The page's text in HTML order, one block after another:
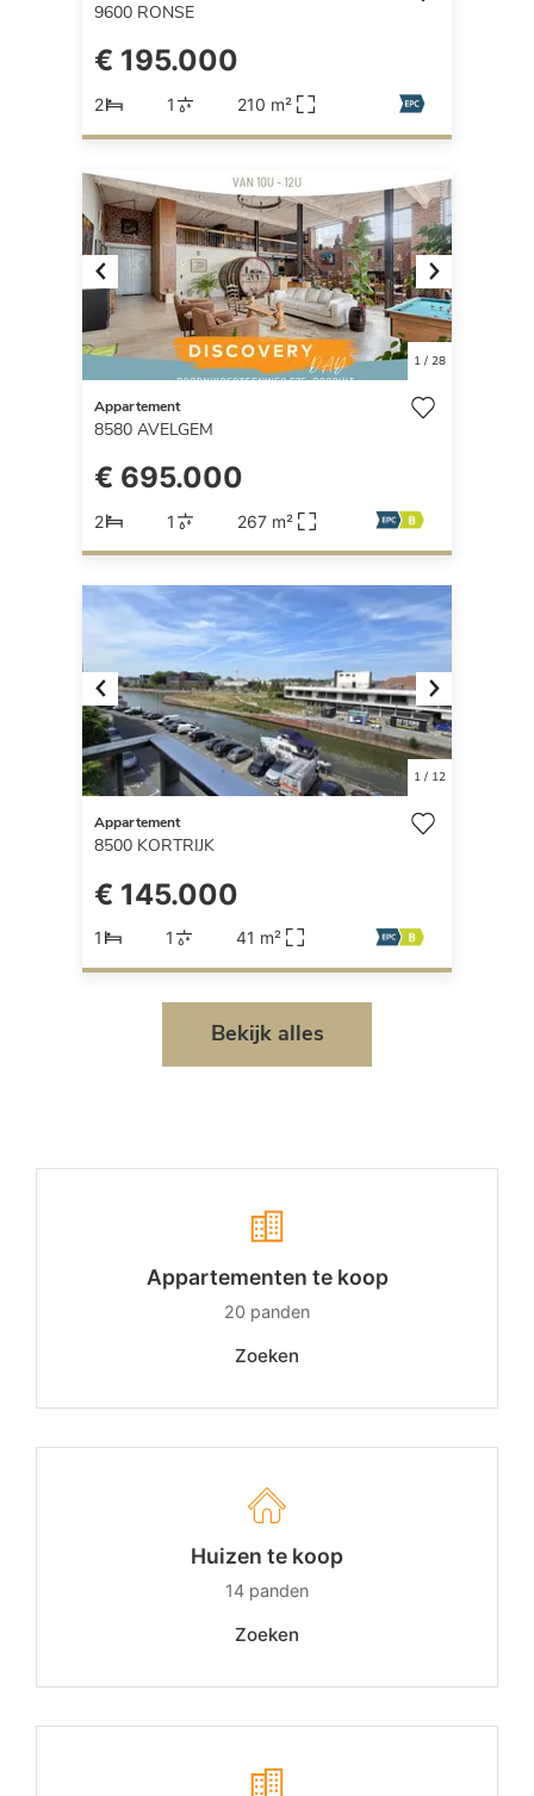
9600 RONSE
€ 195.000
2 1 210 m²
Previous Next
1/ 28
Appartement
8580 AVELGEM
€ 695.000
2 1 267 m²
Previous Next
1/ 12
Appartement
8500 KORTRIJK
€ 145.000
1 1 41 m²
Bekijk alles
Appartementen te koop
20 panden
Zoeken
Huizen te koop
14 panden
Zoeken